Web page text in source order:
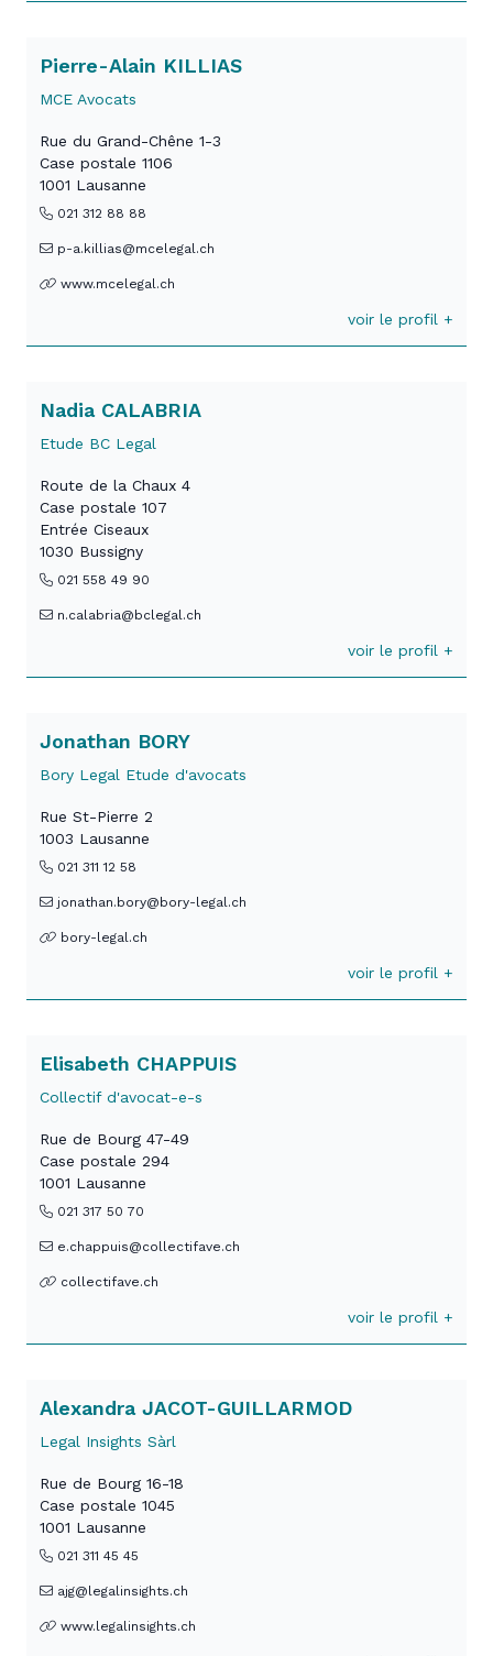
Pierre-Alain KILLIAS
MCE Avocats
Rue du Grand-Chêne 1-3
Case postale 1106
1001 Lausanne
021 312 88 88
p-a.killias@mcelegal.ch
www.mcelegal.ch
voir le profil +
Nadia CALABRIA
Etude BC Legal
Route de la Chaux 4
Case postale 107
Entrée Ciseaux
1030 Bussigny
021 558 49 90
n.calabria@bclegal.ch
voir le profil +
Jonathan BORY
Bory Legal Etude d'avocats
Rue St-Pierre 2
1003 Lausanne
021 311 12 58
jonathan.bory@bory-legal.ch
bory-legal.ch
voir le profil +
Elisabeth CHAPPUIS
Collectif d'avocat-e-s
Rue de Bourg 47-49
Case postale 294
1001 Lausanne
021 317 50 70
e.chappuis@collectifave.ch
collectifave.ch
voir le profil +
Alexandra JACOT-GUILLARMOD
Legal Insights Sàrl
Rue de Bourg 16-18
Case postale 1045
1001 Lausanne
021 311 45 45
ajg@legalinsights.ch
www.legalinsights.ch